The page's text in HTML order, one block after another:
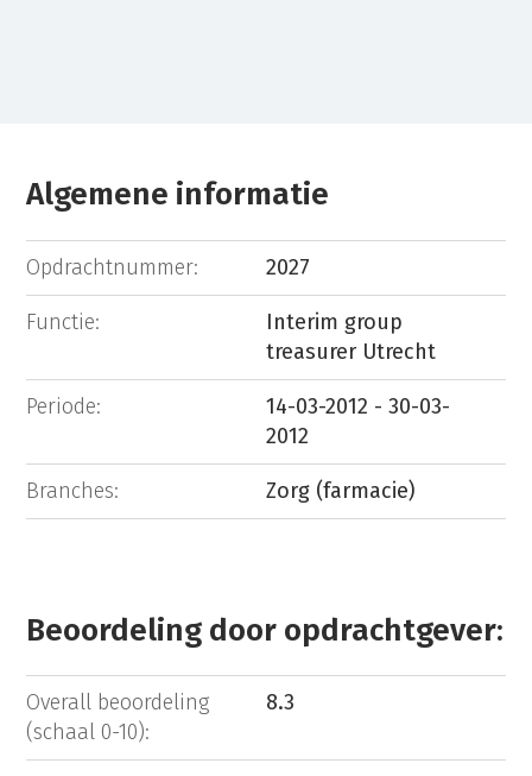
Algemene informatie
Opdrachtnummer: 2027
Functie:
Interim group
treasurer Utrecht
Periode:
14-03-2012 - 30-03-
2012
Branches: Zorg (farmacie)
Beoordeling door opdrachtgever:
Overall beoordeling
(schaal 0-10):
8.3